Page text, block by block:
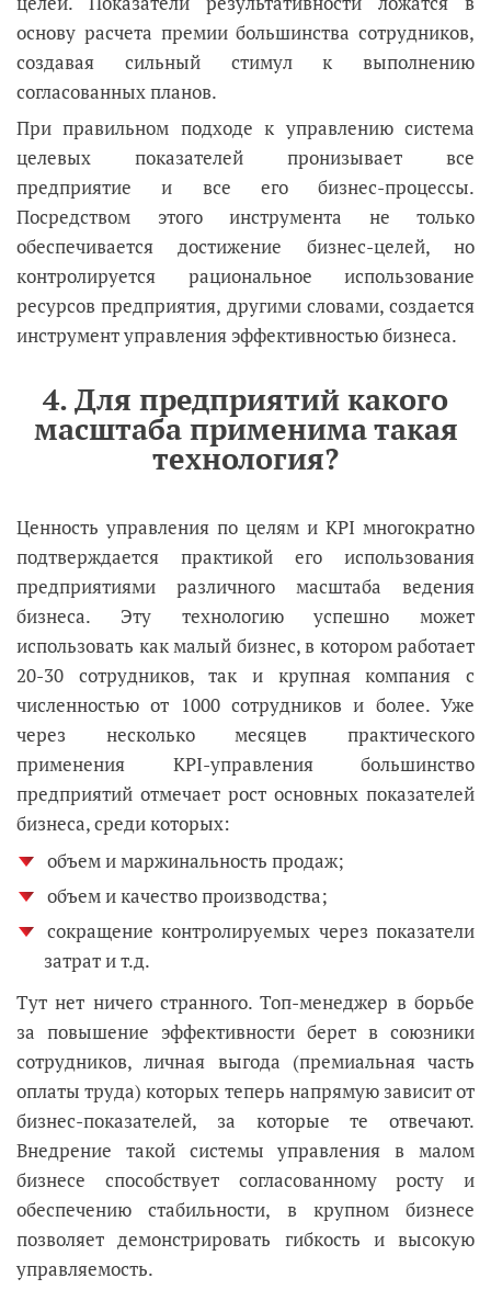
основу расчета премии большинства сотрудников,
создавая сильный стимул к выполнению
согласованных планов.
При правильном подходе к управлению система
целевых показателей пронизывает все
предприятие и все его бизнес-процессы.
Посредством этого инструмента не только
обеспечивается достижение бизнес-целей, но
контролируется рациональное использование
ресурсов предприятия, другими словами, создается
инструмент управления эффективностью бизнеса.
4. Для предприятий какого
масштаба применима такая
технология?
Ценность управления по целям и KPI многократно
подтверждается практикой его использования
предприятиями различного масштаба ведения
бизнеса. Эту технологию успешно может
использовать как малый бизнес, в котором работает
20-30 сотрудников, так и крупная компания с
численностью от 1000 сотрудников и более. Уже
через несколько месяцев практического
применения KPI-управления большинство
предприятий отмечает рост основных показателей
бизнеса, среди которых:
объем и маржинальность продаж;
объем и качество производства;
сокращение контролируемых через показатели
затрат и т.д.
Тут нет ничего странного. Топ-менеджер в борьбе
за повышение эффективности берет в союзники
сотрудников, личная выгода (премиальная часть
оплаты труда) которых теперь напрямую зависит от
бизнес-показателей, за которые те отвечают.
Внедрение такой системы управления в малом
бизнесе способствует согласованному росту и
обеспечению стабильности, в крупном бизнесе
позволяет демонстрировать гибкость и высокую
управляемость.